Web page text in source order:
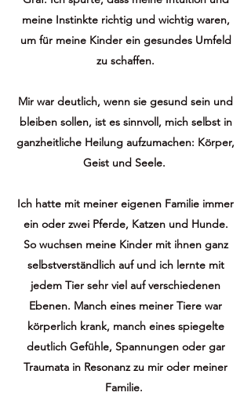
meine Instinkte richtig und wichtig waren,
um für meine Kinder ein gesundes Umfeld
zu schaffen.
Mir war deutlich, wenn sie gesund sein und
bleiben sollen, ist es sinnvoll, mich selbst in
ganzheitliche Heilung aufzumachen: Körper,
Geist und Seele.
Ich hatte mit meiner eigenen Familie immer
ein oder zwei Pferde, Katzen und Hunde.
So wuchsen meine Kinder mit ihnen ganz
selbstverständlich auf und ich lernte mit
jedem Tier sehr viel auf verschiedenen
Ebenen. Manch eines meiner Tiere war
körperlich krank, manch eines spiegelte
deutlich Gefühle, Spannungen oder gar
Traumata in Resonanz zu mir oder meiner
Familie.